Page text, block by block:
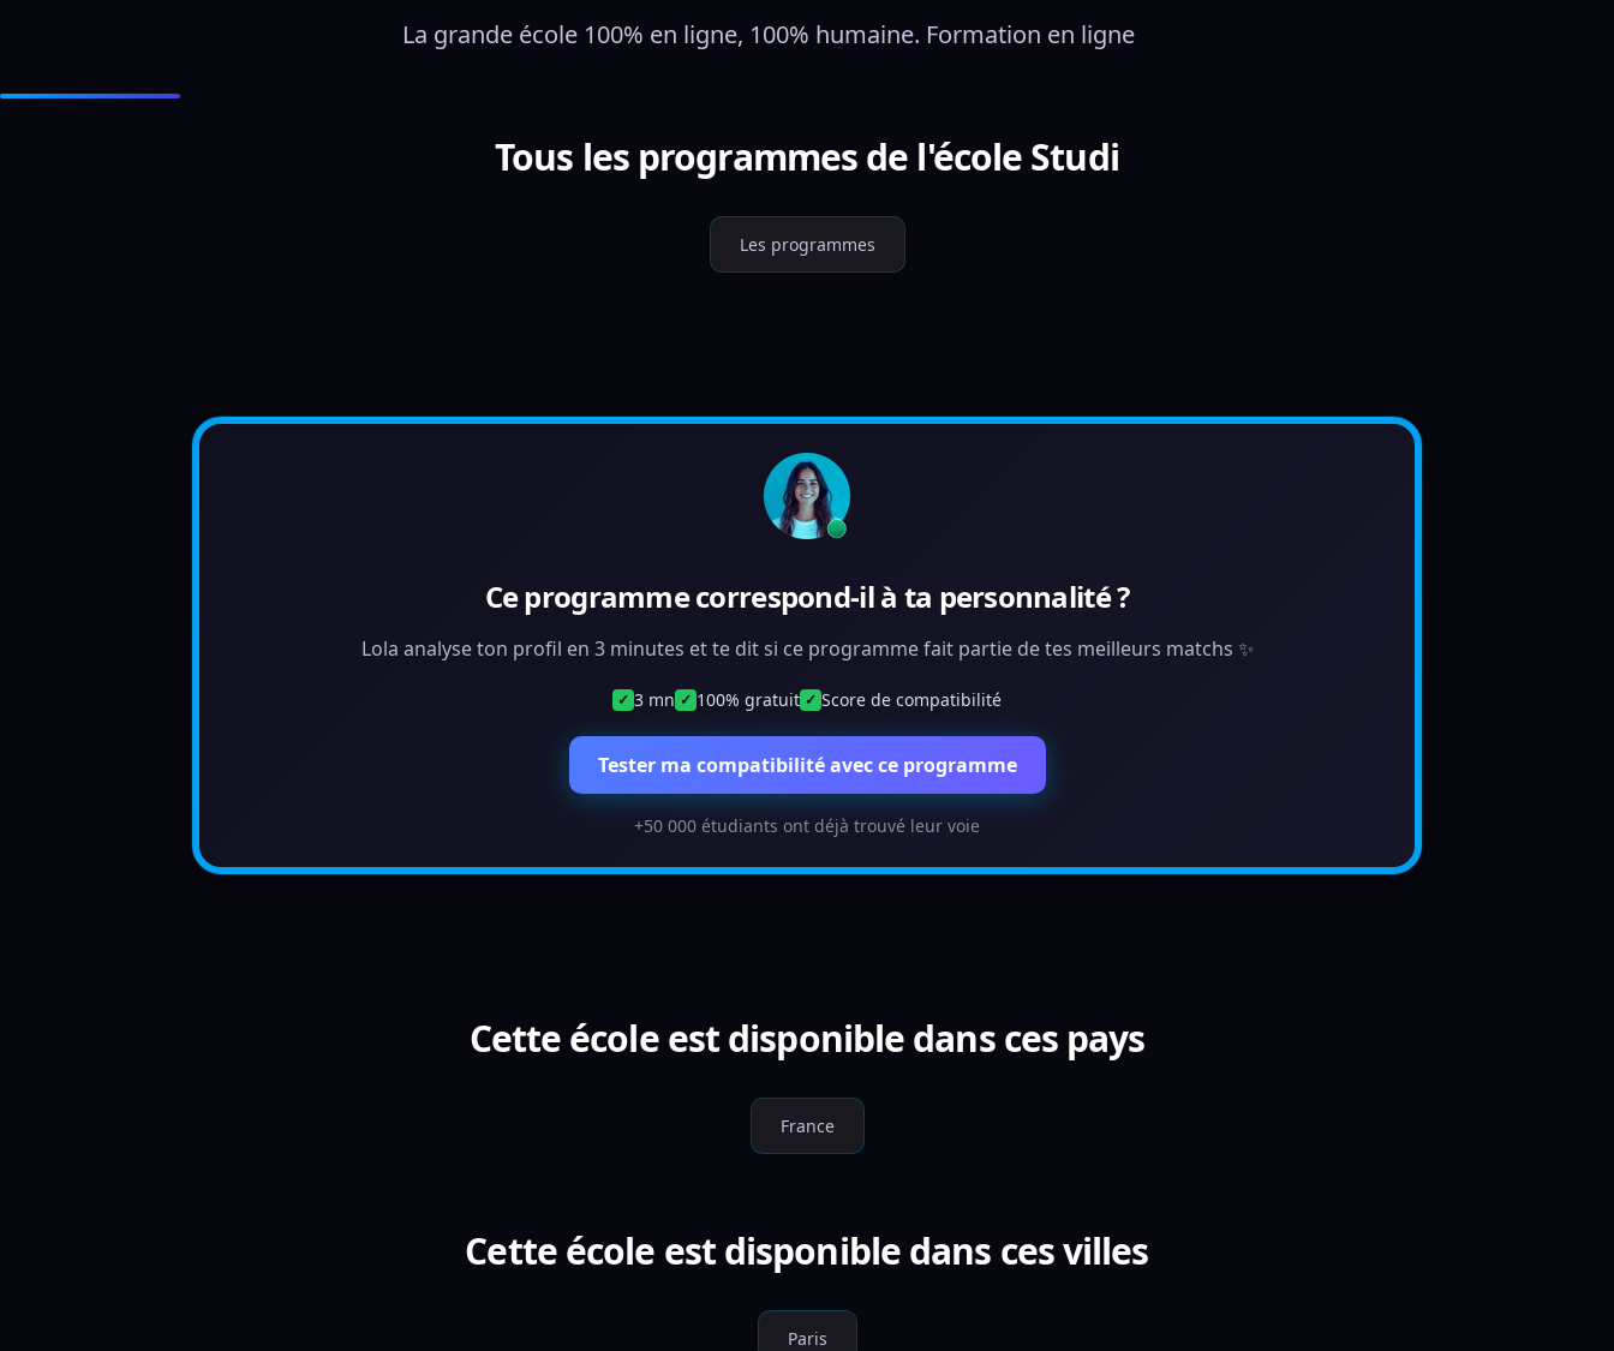
La grande école 100% en ligne, 100% humaine. Formation en ligne
Tous les programmes de l'école Studi
Les programmes
Ce programme correspond-il à ta personnalité ?
Lola analyse ton profil en 3 minutes et te dit si ce programme fait partie de tes meilleurs matchs ✨
✓ 3 mn ✓ 100% gratuit ✓ Score de compatibilité
Tester ma compatibilité avec ce programme
+50 000 étudiants ont déjà trouvé leur voie
Cette école est disponible dans ces pays
France
Cette école est disponible dans ces villes
Paris